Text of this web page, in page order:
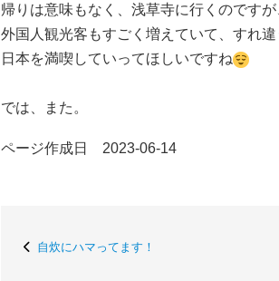
帰りは意味もなく、浅草寺に行くのですが
外国人観光客もすごく増えていて、すれ違
日本を満喫していってほしいですね
では、また。
ページ作成日 2023-06-14
自炊にハマってます！